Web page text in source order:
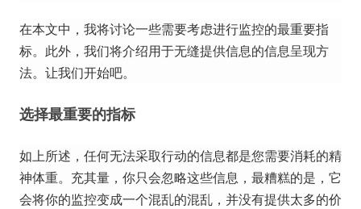
在本文中，我将讨论一些需要考虑进行监控的最重要指
标。 此外，我们将介绍用于无缝提供信息的信息呈现方
法。 让我们开始吧。
选择最重要的指标
如上所述，任何无法采取行动的信息都是您需要消耗的精
神体重。 充其量，你只会忽略这些信息，最糟糕的是，它
会将你的监控变成一个混乱的混乱，并没有提供太多的价